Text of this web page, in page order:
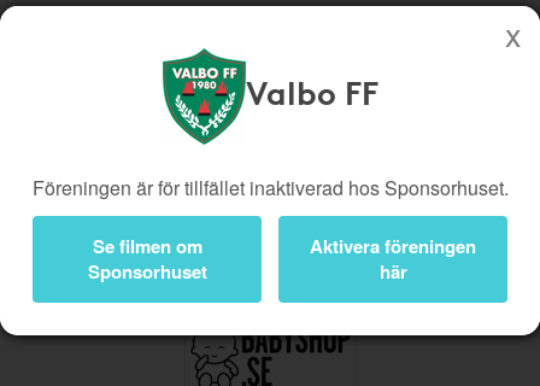
Köp genom denna sida stöttar Valbo FF
Presentkort
Kampanjer
Bli medlem
Logga in
Valbo FF
Föreningen är för tillfället inaktiverad hos Sponsorhuset.
Se filmen om
Sponsorhuset
Aktivera föreningen
här